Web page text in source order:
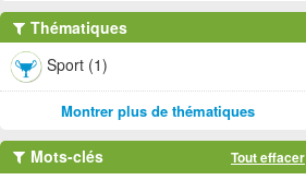
Thématiques
Sport (1)
Montrer plus de thématiques
Mots-clés Tout effacer